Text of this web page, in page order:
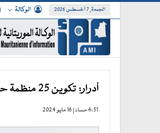
الجمعة, 7 أغسطس 2026 الوكالة
أدرار: تكوين 25 منظمة حول تقنيات المناصرة والتسيير الإداري والمالي للمشاريع
4:51 مساءً | 16 مايو 2024